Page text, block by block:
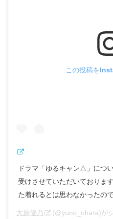
この投稿を
ドラマ「ゆるキャン△」につ
受けさせていただいておりま
た着れるとは思わなかったの
大原優乃 (@yuno_ohara)が